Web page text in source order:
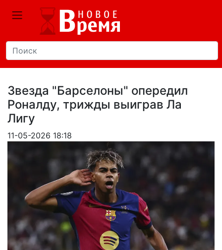
Звезда "Барселоны" опередил
Роналду, трижды выиграв Ла
Лигу
11-05-2026 18:18